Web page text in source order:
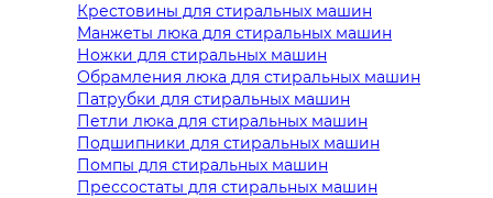
Крестовины для стиральных машин
Манжеты люка для стиральных машин
Ножки для стиральных машин
Обрамления люка для стиральных машин
Патрубки для стиральных машин
Петли люка для стиральных машин
Подшипники для стиральных машин
Помпы для стиральных машин
Прессостаты для стиральных машин